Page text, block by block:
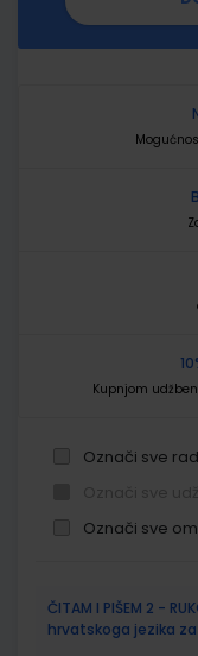
Kupnjom
Označi sve
Označi sve
proizvodi
ČITAM I PIŠEM 2 -
hrvatskoga jezika